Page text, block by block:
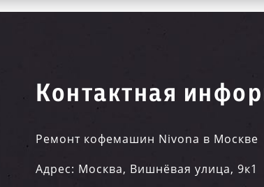
Контактная
Ремонт кофемашин Nivona в Москве
Адрес: Москва, Вишнёвая улица, 9к1